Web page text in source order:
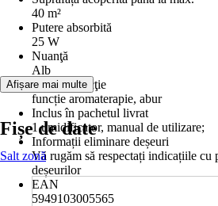
40 m²
Putere absorbită
25 W
Nuanţă
Alb
Dotare/Funcţie
funcție aromaterapie, abur
Inclus în pachetul livrat
1 umidificator, manual de utilizare;
Informații eliminare deșeuri
Vă rugăm să respectați indicațiile cu
deșeurilor
EAN
5949103005565
Afișare mai multe
Fișe de date
Salt zonă